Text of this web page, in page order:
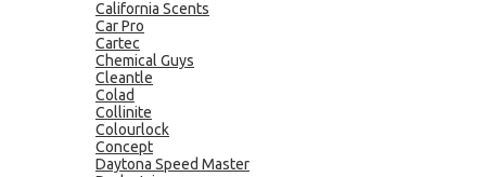
California Scents
Car Pro
Cartec
Chemical Guys
Cleantle
Colad
Collinite
Colourlock
Concept
Daytona Speed Master